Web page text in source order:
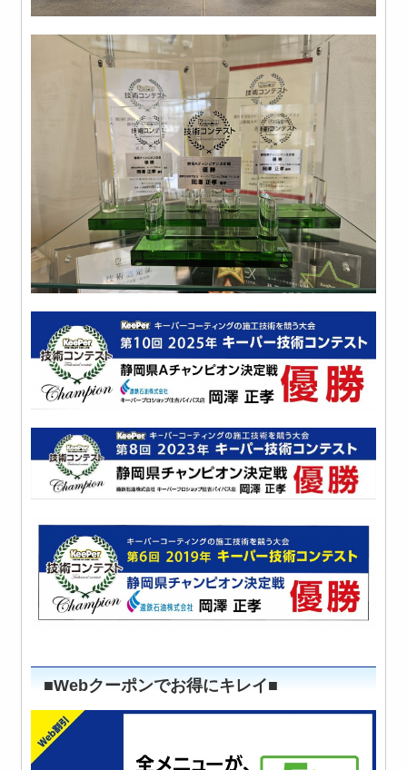
■Webクーポンでお得にキレイ■